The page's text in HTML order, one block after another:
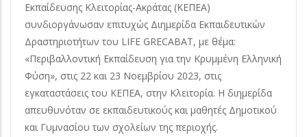
Εκπαίδευσης Κλειτορίας-Ακράτας (ΚΕΠΕΑ)
συνδιοργάνωσαν επιτυχώς Διημερίδα Εκπαιδευτικών
Δραστηριοτήτων του LIFE GRECABAT, με θέμα:
«Περιβαλλοντική Εκπαίδευση για την Κρυμμένη Ελληνική
Φύση», στις 22 και 23 Νοεμβρίου 2023, στις
εγκαταστάσεις του ΚΕΠΕΑ, στην Κλειτορία. Η διημερίδα
απευθυνόταν σε εκπαιδευτικούς και μαθητές Δημοτικού
και Γυμνασίου των σχολείων της περιοχής.